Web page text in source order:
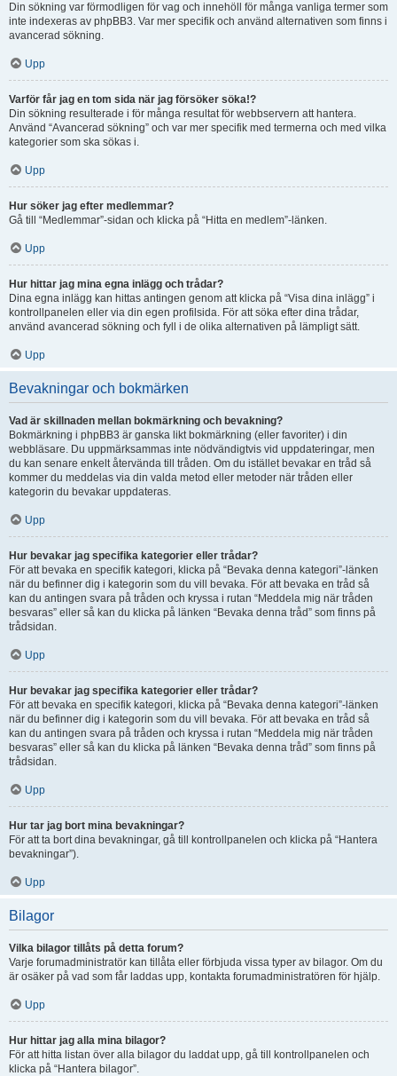
Din sökning var förmodligen för vag och innehöll för många vanliga termer som
inte indexeras av phpBB3. Var mer specifik och använd alternativen som finns i
avancerad sökning.
Upp
Varför får jag en tom sida när jag försöker söka!?
Din sökning resulterade i för många resultat för webbservern att hantera.
Använd “Avancerad sökning” och var mer specifik med termerna och med vilka
kategorier som ska sökas i.
Upp
Hur söker jag efter medlemmar?
Gå till “Medlemmar”-sidan och klicka på “Hitta en medlem”-länken.
Upp
Hur hittar jag mina egna inlägg och trådar?
Dina egna inlägg kan hittas antingen genom att klicka på “Visa dina inlägg” i
kontrollpanelen eller via din egen profilsida. För att söka efter dina trådar,
använd avancerad sökning och fyll i de olika alternativen på lämpligt sätt.
Upp
Bevakningar och bokmärken
Vad är skillnaden mellan bokmärkning och bevakning?
Bokmärkning i phpBB3 är ganska likt bokmärkning (eller favoriter) i din
webbläsare. Du uppmärksammas inte nödvändigtvis vid uppdateringar, men
du kan senare enkelt återvända till tråden. Om du istället bevakar en tråd så
kommer du meddelas via din valda metod eller metoder när tråden eller
kategorin du bevakar uppdateras.
Upp
Hur bevakar jag specifika kategorier eller trådar?
För att bevaka en specifik kategori, klicka på “Bevaka denna kategori”-länken
när du befinner dig i kategorin som du vill bevaka. För att bevaka en tråd så
kan du antingen svara på tråden och kryssa i rutan “Meddela mig när tråden
besvaras” eller så kan du klicka på länken “Bevaka denna tråd” som finns på
trådsidan.
Upp
Hur bevakar jag specifika kategorier eller trådar?
För att bevaka en specifik kategori, klicka på “Bevaka denna kategori”-länken
när du befinner dig i kategorin som du vill bevaka. För att bevaka en tråd så
kan du antingen svara på tråden och kryssa i rutan “Meddela mig när tråden
besvaras” eller så kan du klicka på länken “Bevaka denna tråd” som finns på
trådsidan.
Upp
Hur tar jag bort mina bevakningar?
För att ta bort dina bevakningar, gå till kontrollpanelen och klicka på “Hantera
bevakningar”).
Upp
Bilagor
Vilka bilagor tillåts på detta forum?
Varje forumadministratör kan tillåta eller förbjuda vissa typer av bilagor. Om du
är osäker på vad som får laddas upp, kontakta forumadministratören för hjälp.
Upp
Hur hittar jag alla mina bilagor?
För att hitta listan över alla bilagor du laddat upp, gå till kontrollpanelen och
klicka på “Hantera bilagor”.